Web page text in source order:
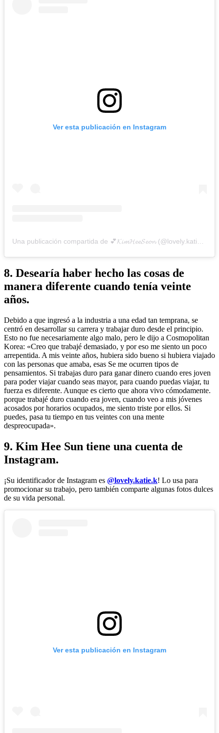
Ver esta publicación en Instagram
Una publicación compartida de 💕𝓚𝓲𝓶𝓗𝓮𝓮𝓢𝓮𝓸𝓷 (@lovely.katie.k)
8. Desearía haber hecho las cosas de
manera diferente cuando tenía veinte
años.
Debido a que ingresó a la industria a una edad tan temprana, se
centró en desarrollar su carrera y trabajar duro desde el principio.
Esto no fue necesariamente algo malo, pero le dijo a Cosmopolitan
Korea: «Creo que trabajé demasiado, y por eso me siento un poco
arrepentida. A mis veinte años, hubiera sido bueno si hubiera viajado
con las personas que amaba, esas Se me ocurren tipos de
pensamientos. Si trabajas duro para ganar dinero cuando eres joven
para poder viajar cuando seas mayor, para cuando puedas viajar, tu
fuerza es diferente. Aunque es cierto que ahora vivo cómodamente.
porque trabajé duro cuando era joven, cuando veo a mis jóvenes
acosados ​​​​por horarios ocupados, me siento triste por ellos. Si
puedes, pasa tu tiempo en tus veintes con una mente
despreocupada».
9. Kim Hee Sun tiene una cuenta de
Instagram.
¡Su identificador de Instagram es @lovely.katie.k! Lo usa para
promocionar su trabajo, pero también comparte algunas fotos dulces
de su vida personal.
Ver esta publicación en Instagram